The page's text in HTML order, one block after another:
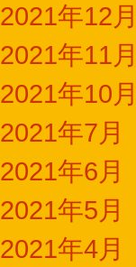
2021年12月
2021年11月
2021年10月
2021年7月
2021年6月
2021年5月
2021年4月